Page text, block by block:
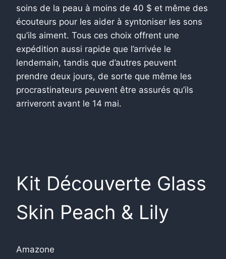
soins de la peau à moins de 40 $ et même des
écouteurs pour les aider à syntoniser les sons
qu’ils aiment. Tous ces choix offrent une
expédition aussi rapide que l’arrivée le
lendemain, tandis que d’autres peuvent
prendre deux jours, de sorte que même les
procrastinateurs peuvent être assurés qu’ils
arriveront avant le 14 mai.
Kit Découverte Glass
Skin Peach & Lily
Amazone